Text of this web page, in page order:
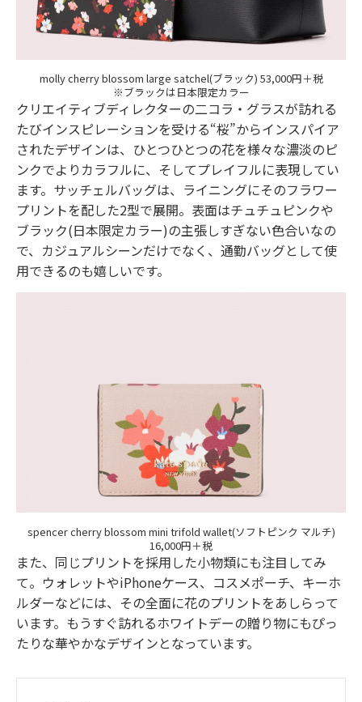
molly cherry blossom large satchel(ブラック) 53,000円＋税
※ブラックは日本限定カラー
クリエイティブディレクターの二コラ・グラスが訪れる
たびインスピレーションを受ける“桜”からインスパイア
されたデザインは、ひとつひとつの花を様々な濃淡のピ
ンクでよりカラフルに、そしてプレイフルに表現してい
ます。サッチェルバッグは、ライニングにそのフラワー
プリントを配した2型で展開。表面はチュチュピンクや
ブラック(日本限定カラー)の主張しすぎない色合いなの
で、カジュアルシーンだけでなく、通勤バッグとして使
用できるのも嬉しいです。
spencer cherry blossom mini trifold wallet(ソフトピンク マルチ)
16,000円＋税
また、同じプリントを採用した小物類にも注目してみ
て。ウォレットやiPhoneケース、コスメポーチ、キーホ
ルダーなどには、その全面に花のプリントをあしらって
います。もうすぐ訪れるホワイトデーの贈り物にもぴっ
たりな華やかなデザインとなっています。